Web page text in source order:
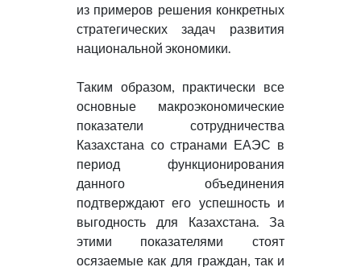
из примеров решения конкретных
стратегических задач развития
национальной экономики.
Таким образом, практически все
основные макроэкономические
показатели сотрудничества
Казахстана со странами ЕАЭС в
период функционирования
данного объединения
подтверждают его успешность и
выгодность для Казахстана. За
этими показателями стоят
осязаемые как для граждан, так и